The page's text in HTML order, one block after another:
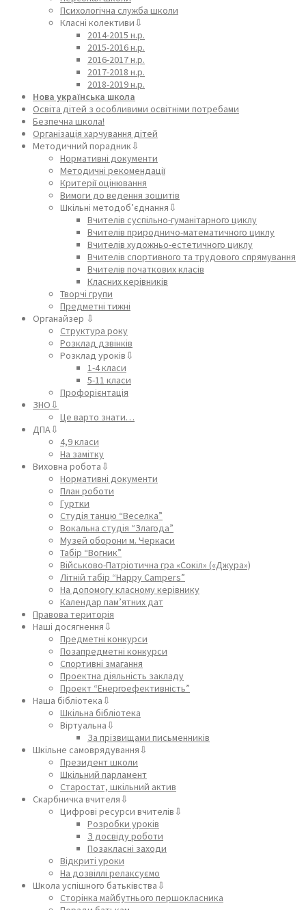
Психологічна служба школи
Класні колективи⇩
2014-2015 н.р.
2015-2016 н.р.
2016-2017 н.р.
2017-2018 н.р.
2018-2019 н.р.
Нова українська школа
Освіта дітей з особливими освітніми потребами
Безпечна школа!
Організація харчування дітей
Методичний порадник⇩
Нормативні документи
Методичні рекомендації
Критерії оцінювання
Вимоги до ведення зошитів
Шкільні методоб’єднання⇩
Вчителів суспільно-гуманітарного циклу
Вчителів природничо-математичного циклу
Вчителів художньо-естетичного циклу
Вчителів спортивного та трудового спрямування
Вчителів початкових класів
Класних керівників
Творчі групи
Предметні тижні
Органайзер ⇩
Структура року
Розклад дзвінків
Розклад уроків⇩
1-4 класи
5-11 класи
Профорієнтація
ЗНО⇩
Це варто знати…
ДПА⇩
4,9 класи
На замітку
Виховна робота⇩
Нормативні документи
План роботи
Гуртки
Студія танцю “Веселка”
Вокальна студія “Злагода”
Музей оборони м. Черкаси
Табір “Вогник”
Військово-Патріотична гра «Сокіл» («Джура»)
Літній табір “Happy Campers”
На допомогу класному керівнику
Календар пам’ятних дат
Правова територія
Наші досягнення⇩
Предметні конкурси
Позапредметні конкурси
Спортивні змагання
Проектна діяльність закладу
Проект “Енергоефективність”
Наша бібліотека⇩
Шкільна бібліотека
Віртуальна⇩
За прізвищами письменників
Шкільне самоврядування⇩
Президент школи
Шкільний парламент
Старостат, шкільний актив
Скарбничка вчителя⇩
Цифрові ресурси вчителів⇩
Розробки уроків
З досвіду роботи
Позакласні заходи
Відкриті уроки
На дозвіллі релаксуємо
Школа успішного батьківства⇩
Сторінка майбутнього першокласника